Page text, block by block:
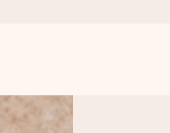
überreichen kannst, wenn es am meisten